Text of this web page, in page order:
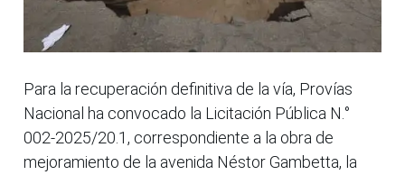
Para la recuperación definitiva de la vía, Provías
Nacional ha convocado la Licitación Pública N.°
002-2025/20.1, correspondiente a la obra de
mejoramiento de la avenida Néstor Gambetta, la